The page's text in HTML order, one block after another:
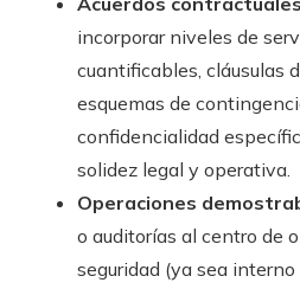
incorporar niveles de
cuantificables, cláusulas
esquemas de
confidencialidad
solidez legal y operativa.
Operaciones
o auditorías al centro de
seguridad (ya sea